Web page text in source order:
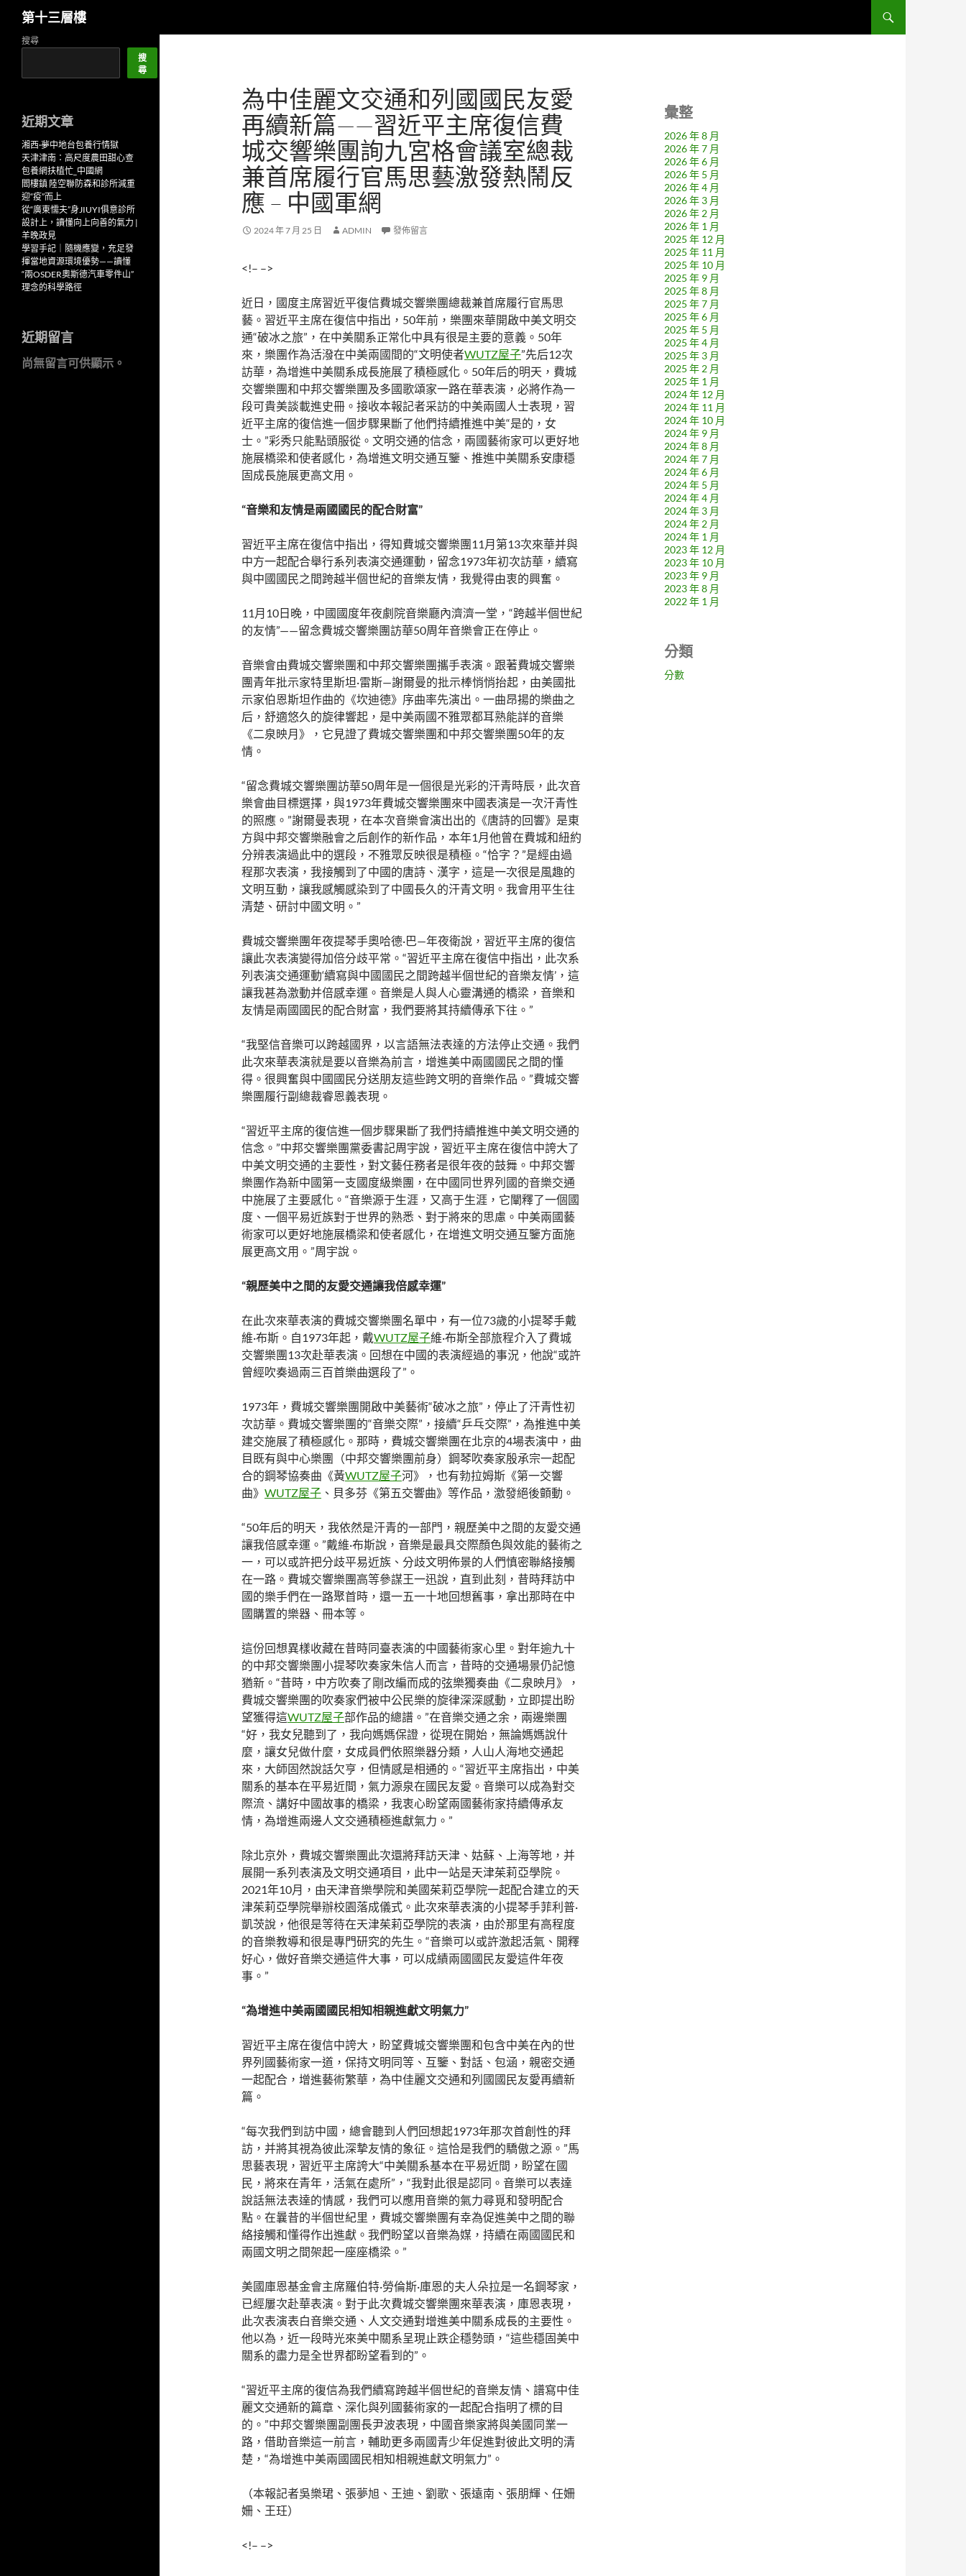
第十三層樓
為中佳麗文交通和列國國民友愛
再續新篇——習近平主席復信費
城交響樂團詢九宮格會議室總裁
兼首席履行官馬思藝激發熱鬧反
應 – 中國軍網
2024 年 7 月 25 日 ADMIN 發佈留言
<!– –>
近日，國度主席習近平復信費城交響樂團總裁兼首席履行官馬思
藝。習近平主席在復信中指出，50年前，樂團來華開啟中美文明交
通“破冰之旅”，在中美關系正常化中具有很是主要的意義。50年
來，樂團作為活潑在中美兩國間的“文明使者WUTZ屋子”先后12次
訪華，為增進中美關系成長施展了積極感化。50年后的明天，費城
交響樂團和中邦交響樂團及多國歌頌家一路在華表演，必將作為一
段可貴美談載進史冊。接收本報記者采訪的中美兩國人士表現，習
近平主席的復信進一個步驟果斷了他們持續推進中美“是的，女
士。”彩秀只能點頭服從。文明交通的信念，兩國藝術家可以更好地
施展橋梁和使者感化，為增進文明交通互鑒、推進中美關系安康穩
固成長施展更高文用。
“音樂和友情是兩國國民的配合財富”
習近平主席在復信中指出，得知費城交響樂團11月第13次來華并與
中方一起配合舉行系列表演交通運動，留念1973年初次訪華，續寫
與中國國民之間跨越半個世紀的音樂友情，我覺得由衷的興奮。
11月10日晚，中國國度年夜劇院音樂廳內濟濟一堂，“跨越半個世紀
的友情”——留念費城交響樂團訪華50周年音樂會正在停止。
音樂會由費城交響樂團和中邦交響樂團攜手表演。跟著費城交響樂
團青年批示家特里斯坦·雷斯—謝爾曼的批示棒悄悄抬起，由美國批
示家伯恩斯坦作曲的《坎迪德》序曲率先演出。一曲昂揚的樂曲之
后，舒適悠久的旋律響起，是中美兩國不雅眾都耳熟能詳的音樂
《二泉映月》，它見證了費城交響樂團和中邦交響樂團50年的友
情。
“留念費城交響樂團訪華50周年是一個很是光彩的汗青時辰，此次音
樂會曲目標選擇，與1973年費城交響樂團來中國表演是一次汗青性
的照應。”謝爾曼表現，在本次音樂會演出出的《唐詩的回響》是東
方與中邦交響樂融會之后創作的新作品，本年1月他曾在費城和紐約
分辨表演過此中的選段，不雅眾反映很是積極。“恰字？”是經由過
程那次表演，我接觸到了中國的唐詩、漢字，這是一次很是風趣的
文明互動，讓我感觸感染到了中國長久的汗青文明。我會用平生往
清楚、研討中國文明。”
費城交響樂團年夜提琴手奧哈德·巴—年夜衛說，習近平主席的復信
讓此次表演變得加倍分歧平常。“習近平主席在復信中指出，此次系
列表演交通運動‘續寫與中國國民之間跨越半個世紀的音樂友情’，這
讓我甚為激動并倍感幸運。音樂是人與人心靈溝通的橋梁，音樂和
友情是兩國國民的配合財富，我們要將其持續傳承下往。”
“我堅信音樂可以跨越國界，以言語無法表達的方法停止交通。我們
此次來華表演就是要以音樂為前言，增進美中兩國國民之間的懂
得。很興奮與中國國民分送朋友這些跨文明的音樂作品。”費城交響
樂團履行副總裁睿恩義表現。
“習近平主席的復信進一個步驟果斷了我們持續推進中美文明交通的
信念。”中邦交響樂團黨委書記周宇說，習近平主席在復信中誇大了
中美文明交通的主要性，對文藝任務者是很年夜的鼓舞。中邦交響
樂團作為新中國第一支國度級樂團，在中國同世界列國的音樂交通
中施展了主要感化。“音樂源于生涯，又高于生涯，它闡釋了一個國
度、一個平易近族對于世界的熟悉、對于將來的思慮。中美兩國藝
術家可以更好地施展橋梁和使者感化，在增進文明交通互鑒方面施
展更高文用。”周宇說。
“親歷美中之間的友愛交通讓我倍感幸運”
在此次來華表演的費城交響樂團名單中，有一位73歲的小提琴手戴
維·布斯。自1973年起，戴WUTZ屋子維·布斯全部旅程介入了費城
交響樂團13次赴華表演。回想在中國的表演經過的事況，他說“或許
曾經吹奏過兩三百首樂曲選段了”。
1973年，費城交響樂團開啟中美藝術“破冰之旅”，停止了汗青性初
次訪華。費城交響樂團的“音樂交際”，接續“乒乓交際”，為推進中美
建交施展了積極感化。那時，費城交響樂團在北京的4場表演中，曲
目既有與中心樂團（中邦交響樂團前身）鋼琴吹奏家殷承宗一起配
合的鋼琴協奏曲《黃WUTZ屋子河》，也有勃拉姆斯《第一交響
曲》 WUTZ屋子 、貝多芬《第五交響曲》等作品，激發絕後顫動。
“50年后的明天，我依然是汗青的一部門，親歷美中之間的友愛交通
讓我倍感幸運。”戴維·布斯說，音樂是最具交際顏色與效能的藝術之
一，可以或許把分歧平易近族、分歧文明佈景的人們慎密聯絡接觸
在一路。費城交響樂團高等參謀王一迅說，直到此刻，昔時拜訪中
國的樂手們在一路聚首時，還一五一十地回想舊事，拿出那時在中
國購置的樂器、冊本等。
這份回想異樣收藏在昔時同臺表演的中國藝術家心里。對年逾九十
的中邦交響樂團小提琴吹奏家朱信人而言，昔時的交通場景仍記憶
猶新。“昔時，中方吹奏了剛改編而成的弦樂獨奏曲《二泉映月》，
費城交響樂團的吹奏家們被中公民樂的旋律深深感動，立即提出盼
望獲得這WUTZ屋子部作品的總譜。”在音樂交通之余，兩邊樂團
“好，我女兒聽到了，我向媽媽保證，從現在開始，無論媽媽說什
麼，讓女兒做什麼，女成員們依照樂器分類，人山人海地交通起
來，大師固然說話欠亨，但情感是相通的。“習近平主席指出，中美
關系的基本在平易近間，氣力源泉在國民友愛。音樂可以成為對交
際流、講好中國故事的橋梁，我衷心盼望兩國藝術家持續傳承友
情，為增進兩邊人文交通積極進獻氣力。”
除北京外，費城交響樂團此次還將拜訪天津、姑蘇、上海等地，并
展開一系列表演及文明交通項目，此中一站是天津茱莉亞學院。
2021年10月，由天津音樂學院和美國茱莉亞學院一起配合建立的天
津茱莉亞學院舉辦校園落成儀式。此次來華表演的小提琴手菲利普·
凱茨說，他很是等待在天津茱莉亞學院的表演，由於那里有高程度
的音樂教導和很是專門研究的先生。“音樂可以或許激起活氣、開釋
好心，做好音樂交通這件大事，可以成績兩國國民友愛這件年夜
事。”
“為增進中美兩國國民相知相親進獻文明氣力”
習近平主席在復信中誇大，盼望費城交響樂團和包含中美在內的世
界列國藝術家一道，保持文明同等、互鑒、對話、包涵，親密交通
一起配合，增進藝術繁華，為中佳麗文交通和列國國民友愛再續新
篇。
“每次我們到訪中國，總會聽到人們回想起1973年那次首創性的拜
訪，并將其視為彼此深摯友情的象征。這恰是我們的驕傲之源。”馬
思藝表現，習近平主席誇大“中美關系基本在平易近間，盼望在國
民，將來在青年，活氣在處所”，“我對此很是認同。音樂可以表達
說話無法表達的情感，我們可以應用音樂的氣力尋覓和發明配合
點。在曩昔的半個世紀里，費城交響樂團有幸為促進美中之間的聯
絡接觸和懂得作出進獻。我們盼望以音樂為媒，持續在兩國國民和
兩國文明之間架起一座座橋梁。”
美國庫恩基金會主席羅伯特·勞倫斯·庫恩的夫人朵拉是一名鋼琴家，
已經屢次赴華表演。對于此次費城交響樂團來華表演，庫恩表現，
此次表演表白音樂交通、人文交通對增進美中關系成長的主要性。
他以為，近一段時光來美中關系呈現止跌企穩勢頭，“這些穩固美中
關系的盡力是全世界都盼望看到的”。
“習近平主席的復信為我們續寫跨越半個世紀的音樂友情、譜寫中佳
麗文交通新的篇章、深化與列國藝術家的一起配合指明了標的目
的。”中邦交響樂團副團長尹波表現，中國音樂家將與美國同業一
路，借助音樂這一前言，輔助更多兩國青少年促進對彼此文明的清
楚，“為增進中美兩國國民相知相親進獻文明氣力”。
（本報記者吳樂珺、張夢旭、王迪、劉歌、張遠南、張朋輝、任姍
姍、王玨）
<!– –>
彙整
2026 年 8 月
2026 年 7 月
2026 年 6 月
2026 年 5 月
2026 年 4 月
2026 年 3 月
2026 年 2 月
2026 年 1 月
2025 年 12 月
2025 年 11 月
2025 年 10 月
2025 年 9 月
2025 年 8 月
2025 年 7 月
2025 年 6 月
2025 年 5 月
2025 年 4 月
2025 年 3 月
2025 年 2 月
2025 年 1 月
2024 年 12 月
2024 年 11 月
2024 年 10 月
2024 年 9 月
2024 年 8 月
2024 年 7 月
2024 年 6 月
2024 年 5 月
2024 年 4 月
2024 年 3 月
2024 年 2 月
2024 年 1 月
2023 年 12 月
2023 年 10 月
2023 年 9 月
2023 年 8 月
2022 年 1 月
分類
分數
搜尋
搜
尋
近期文章
湘西·夢中地台包養行情獄
天津津南：高尺度農田甜心查
包養網扶植忙_中國網
閻樓鎮 陸空聯防森和診所減重
迎“疫”而上
從“廣東懦夫”身JIUYI俱意診所
設計上，讀懂向上向善的氣力 |
羊晚政見
學習手記｜隨機應變，充足發
揮當地資源環境優勢——讀懂
“兩OSDER奧斯德汽車零件山”
理念的科學路徑
近期留言
尚無留言可供顯示。